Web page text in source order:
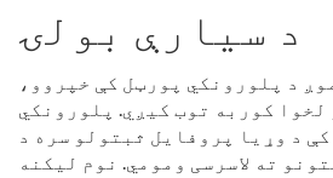
د سیارې بولۍ
د پلورونکي پورټل کې خپروو،
لخوا کوربه توب کیږي. پلورونکي
د وړیا پروفایل ثبتولو سره د
ته لاسرسی ومومي. نوم لیکنه